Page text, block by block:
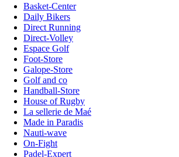
Basket-Center
Daily Bikers
Direct Running
Direct-Volley
Espace Golf
Foot-Store
Galope-Store
Golf and co
Handball-Store
House of Rugby
La sellerie de Maé
Made in Paradis
Nauti-wave
On-Fight
Padel-Expert